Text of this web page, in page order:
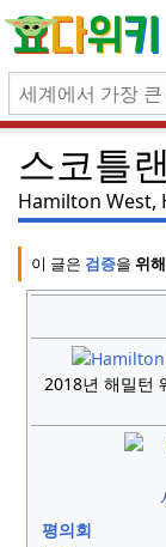
스코틀
Hamilton West,
이 글은 검증을 위
2018년 해밀턴
평의회